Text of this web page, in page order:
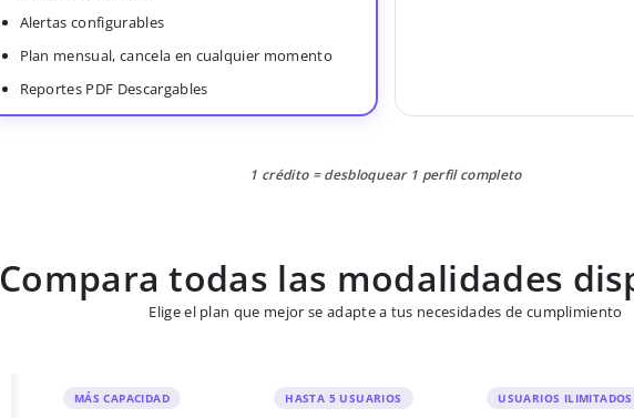
Alertas configurables
Plan mensual, cancela en cualquier momento
Reportes PDF Descargables
1 crédito = desbloquear 1 perfil completo
Compara todas las modalidades
Elige el plan que mejor se adapte a tus necesidades de cumplimiento
MÁS CAPACIDAD HASTA 5 USUARIOS USUARIOS ILIMITADOS